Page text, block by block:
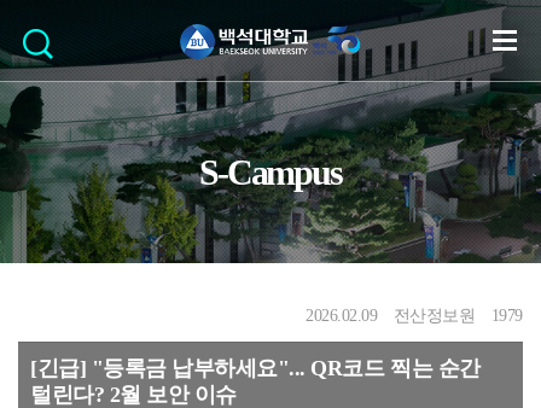
S-Campus
2026.02.09 전산정보원 1979
[긴급] "등록금 납부하세요"... QR코드 찍는 순간
털린다? 2월 보안 이슈